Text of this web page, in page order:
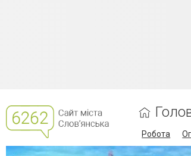
Робота